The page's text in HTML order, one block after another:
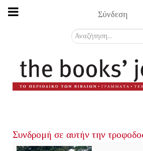
Σύνδεση
Αναζήτηση...
Συνδρομή σε αυτήν την